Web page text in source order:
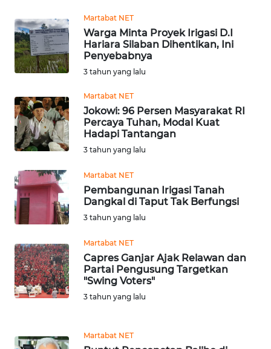
Martabat NET
Warga Minta Proyek Irigasi D.I
Hariara Silaban Dihentikan, Ini
Penyebabnya
3 tahun yang lalu
Martabat NET
Jokowi: 96 Persen Masyarakat RI
Percaya Tuhan, Modal Kuat
Hadapi Tantangan
3 tahun yang lalu
Martabat NET
Pembangunan Irigasi Tanah
Dangkal di Taput Tak Berfungsi
3 tahun yang lalu
Martabat NET
Capres Ganjar Ajak Relawan dan
Partai Pengusung Targetkan
"Swing Voters"
3 tahun yang lalu
Martabat NET
TINGGI
WN
PAKPAK
WN
KARAWANG
WN
BEKASI
WN
BOGOR
DEPOK
WN
TAPANULI
UTARA
SAMOSIR